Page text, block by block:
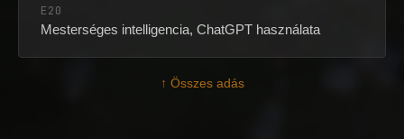
E20
Mesterséges intelligencia, ChatGPT használata
↑ Összes adás